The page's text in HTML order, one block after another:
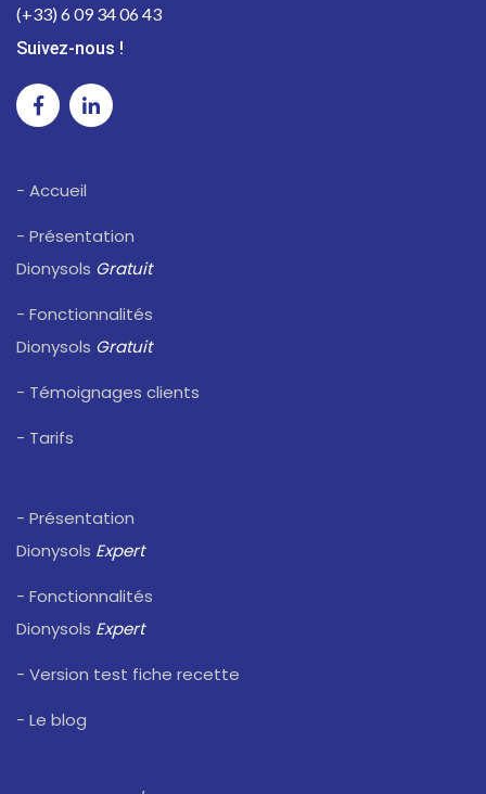
(+33) 6 09 34 06 43
Suivez-nous !
- Accueil
- Présentation
Dionysols Gratuit
- Fonctionnalités
Dionysols Gratuit
- Témoignages clients
- Tarifs
- Présentation
Dionysols Expert
- Fonctionnalités
Dionysols Expert
- Version test fiche recette
- Le blog